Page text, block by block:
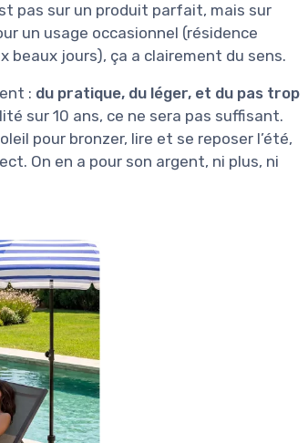
pas sur un produit parfait, mais sur
un usage occasionnel (résidence
beaux jours), ça a clairement du sens.
: du pratique, du léger, et du pas trop
sur 10 ans, ce ne sera pas suffisant.
pour bronzer, lire et se reposer l’été,
On en a pour son argent, ni plus, ni